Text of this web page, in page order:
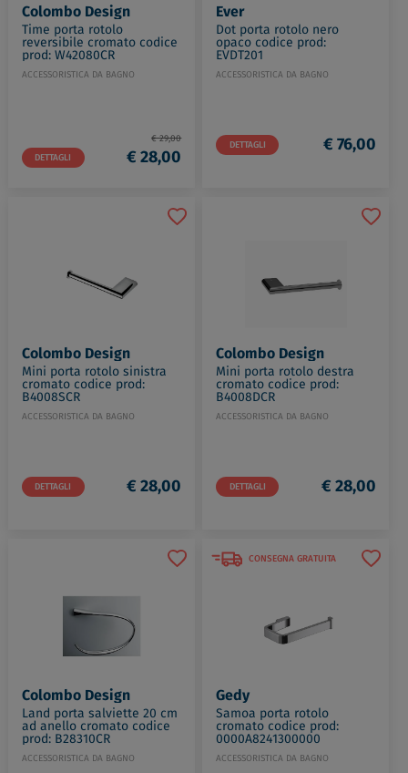
Colombo Design
Time porta rotolo
reversibile cromato codice
prod: W42080CR
ACCESSORISTICA DA BAGNO
DETTAGLI
€ 29,00
€ 28,00
Ever
Dot porta rotolo nero
opaco codice prod:
EVDT201
ACCESSORISTICA DA BAGNO
DETTAGLI € 76,00
Colombo Design
Mini porta rotolo sinistra
cromato codice prod:
B4008SCR
ACCESSORISTICA DA BAGNO
DETTAGLI € 28,00
Colombo Design
Mini porta rotolo destra
cromato codice prod:
B4008DCR
ACCESSORISTICA DA BAGNO
DETTAGLI € 28,00
Colombo Design
Land porta salviette 20 cm
ad anello cromato codice
prod: B28310CR
ACCESSORISTICA DA BAGNO
CONSEGNA GRATUITA
Gedy
Samoa porta rotolo
cromato codice prod:
0000A8241300000
ACCESSORISTICA DA BAGNO